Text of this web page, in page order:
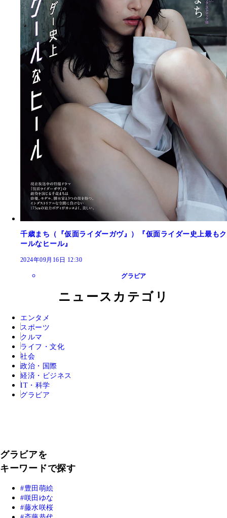
千歳まち（『仮面ライダーガヴ』）『仮面ライダー史上最もク
ールなヒール』
2024年09月16日 12:30
グラビア
ニュースカテゴリ
エンタメ
スポーツ
クルマ
ライフ・文化
社会
政治・国際
経済・ビジネス
IT・科学
グラビア
グラビアを
キーワードで探す
豊田萌絵
咲田ゆな
藤水咲桜